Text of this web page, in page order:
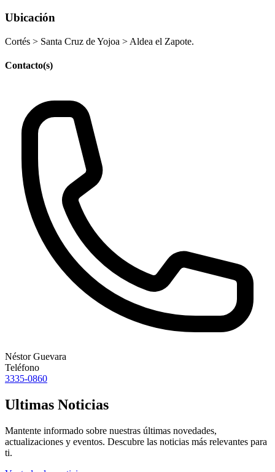
Ubicación
Cortés > Santa Cruz de Yojoa > Aldea el Zapote.
Contacto(s)
Néstor Guevara
Teléfono
3335-0860
Ultimas Noticias
Mantente informado sobre nuestras últimas novedades,
actualizaciones y eventos. Descubre las noticias más relevantes para
ti.